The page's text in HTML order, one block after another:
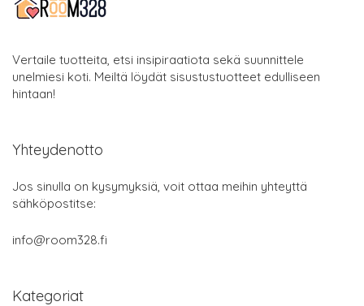
Vertaile tuotteita, etsi insipiraatiota sekä suunnittele
unelmiesi koti. Meiltä löydät sisustustuotteet edulliseen
hintaan!
Yhteydenotto
Jos sinulla on kysymyksiä, voit ottaa meihin yhteyttä
sähköpostitse:
info@room328.fi
Kategoriat